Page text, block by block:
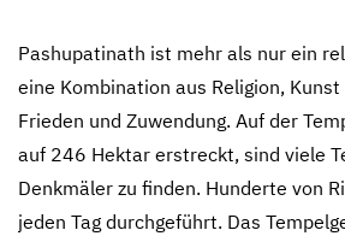
Pashupatinath ist mehr als nur ein
eine Kombination aus Religion,
Frieden und Zuwendung. Auf der
auf 246 Hektar erstreckt, sind viele
Denkmäler zu finden. Hunderte von
jeden Tag durchgeführt. Das